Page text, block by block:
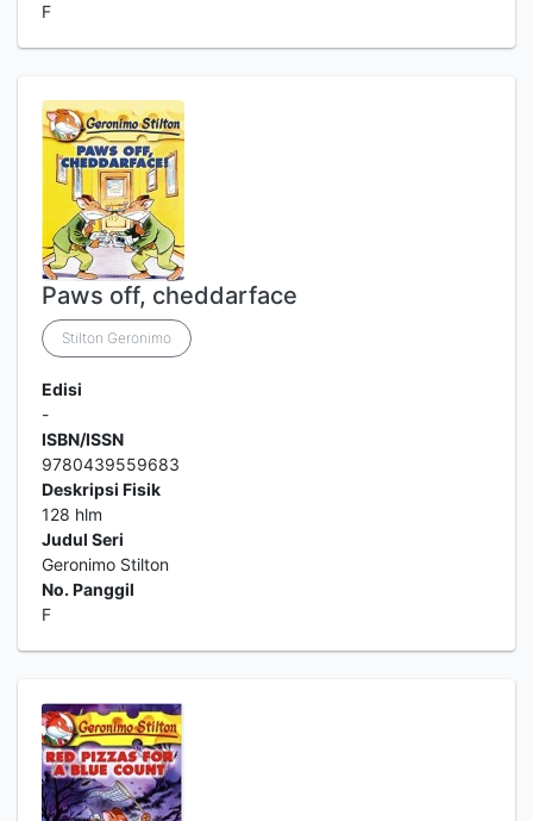
F
Paws off, cheddarface
Stilton Geronimo
Edisi
-
ISBN/ISSN
9780439559683
Deskripsi Fisik
128 hlm
Judul Seri
Geronimo Stilton
No. Panggil
F